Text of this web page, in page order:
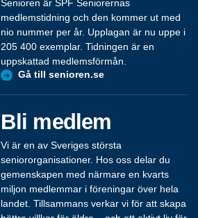
Senioren är SPF Seniorernas
medlemstidning och den kommer ut med
nio nummer per år. Upplagan är nu uppe i
205 400 exemplar. Tidningen är en
uppskattad medlemsförmån.
Gå till senioren.se
Bli medlem
Vi är en av Sveriges största
seniororganisationer. Hos oss delar du
gemenskapen med närmare en kvarts
miljon medlemmar i föreningar över hela
landet. Tillsammans verkar vi för att skapa